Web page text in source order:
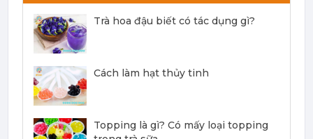
386,100 đ
Trà hoa đậu biết có tác dụng gì?
Cách làm hạt thủy tinh
Topping là gì? Có mấy loại topping